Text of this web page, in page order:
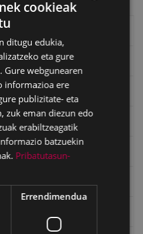
cookieak
ditugu edukia,
eta gure
Gure webgunearen
informazioa ere
publizitate- eta
zuk eman diezun edo
erabiltzeagatik
batzuekin
Pribatutasun-
Errendimendua